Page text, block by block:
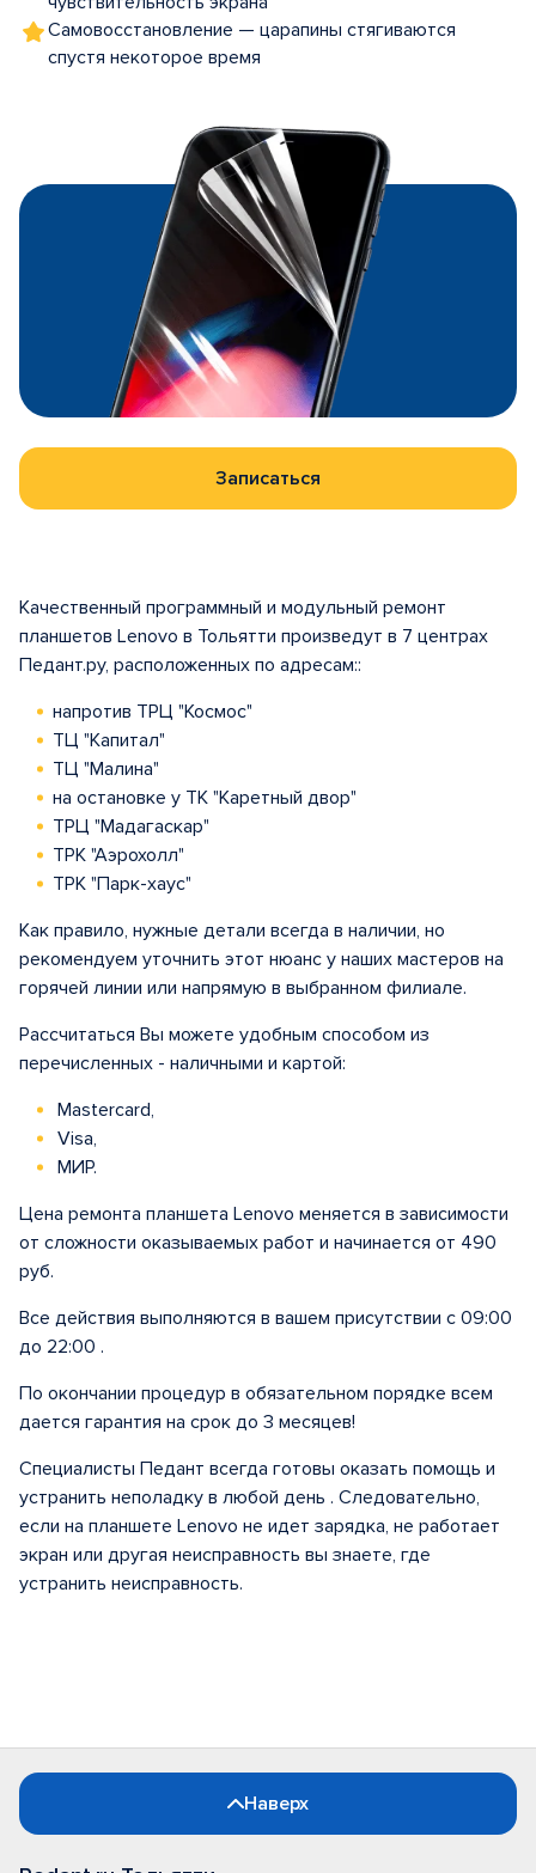
Самовосстановление — царапины стягиваются
спустя некоторое время
Записаться
Качественный программный и модульный ремонт
планшетов Lenovo в Тольятти произведут в 7 центрах
Педант.ру, расположенных по адресам::
напротив ТРЦ "Космос"
ТЦ "Капитал"
ТЦ "Малина"
на остановке у ТК "Каретный двор"
ТРЦ "Мадагаскар"
ТРК "Аэрохолл"
ТРК "Парк-хаус"
Как правило, нужные детали всегда в наличии, но
рекомендуем уточнить этот нюанс у наших мастеров на
горячей линии или напрямую в выбранном филиале.
Рассчитаться Вы можете удобным способом из
перечисленных - наличными и картой:
Mastercard,
Visa,
МИР.
Цена ремонта планшета Lenovo меняется в зависимости
от сложности оказываемых работ и начинается от 490
руб.
Все действия выполняются в вашем присутствии с 09:00
до 22:00 .
По окончании процедур в обязательном порядке всем
дается гарантия на срок до 3 месяцев!
Специалисты Педант всегда готовы оказать помощь и
устранить неполадку в любой день . Следовательно,
если на планшете Lenovo не идет зарядка, не работает
экран или другая неисправность вы знаете, где
устранить неисправность.
Наверх